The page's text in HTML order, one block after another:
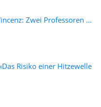
Zwei Professoren ...
Risiko einer Hitzewelle